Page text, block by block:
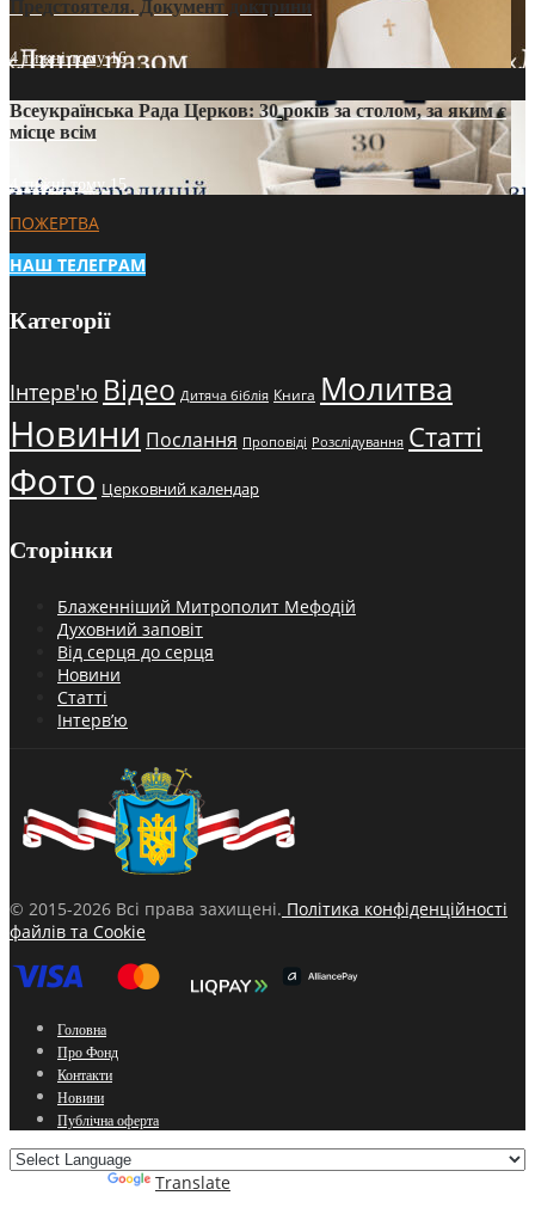
Предстоятеля. Документ доктрини
4 тижні тому16
Всеукраїнська Рада Церков: 30 років за столом, за яким є
місце всім
4 тижні тому15
ПОЖЕРТВА
НАШ ТЕЛЕГРАМ
Категорії
Інтерв'ю Відео Дитяча біблія Книга Молитва
Новини Послання Проповіді Розслідування Статті
Фото Церковний календар
Сторінки
Блаженніший Митрополит Мефодій
Духовний заповіт
Від серця до серця
Новини
Статті
Інтерв’ю
© 2015-2026 Всі права захищені. Політика конфіденційності
файлів та Cookie
Головна
Про Фонд
Контакти
Новини
Публічна оферта
Translate